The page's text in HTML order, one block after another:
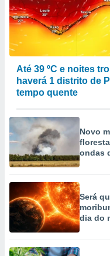
Até 39 ºC e noites
haverá 1 distrito de
tempo quente
Novo
ondas
Será
dia do